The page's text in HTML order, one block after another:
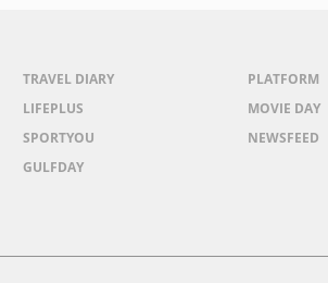
TRAVEL DIARY
LIFEPLUS
SPORTYOU
GULFDAY
PLATFORM
MOVIE DAY
NEWSFEED